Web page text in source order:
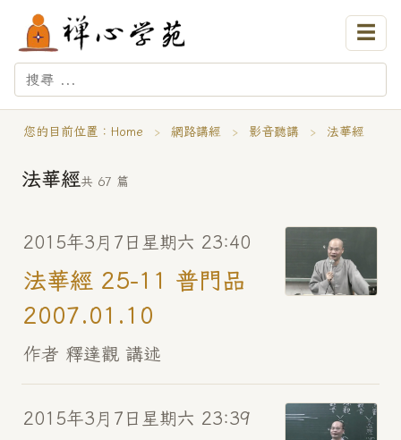
☰
您的目前位置： Home › 網路講經 › 影音聽講 › 法華經
法華經共 67 篇
2015年3月7日星期六 23:40
法華經 25-11 普門品
2007.01.10
作者 釋達觀 講述
2015年3月7日星期六 23:39